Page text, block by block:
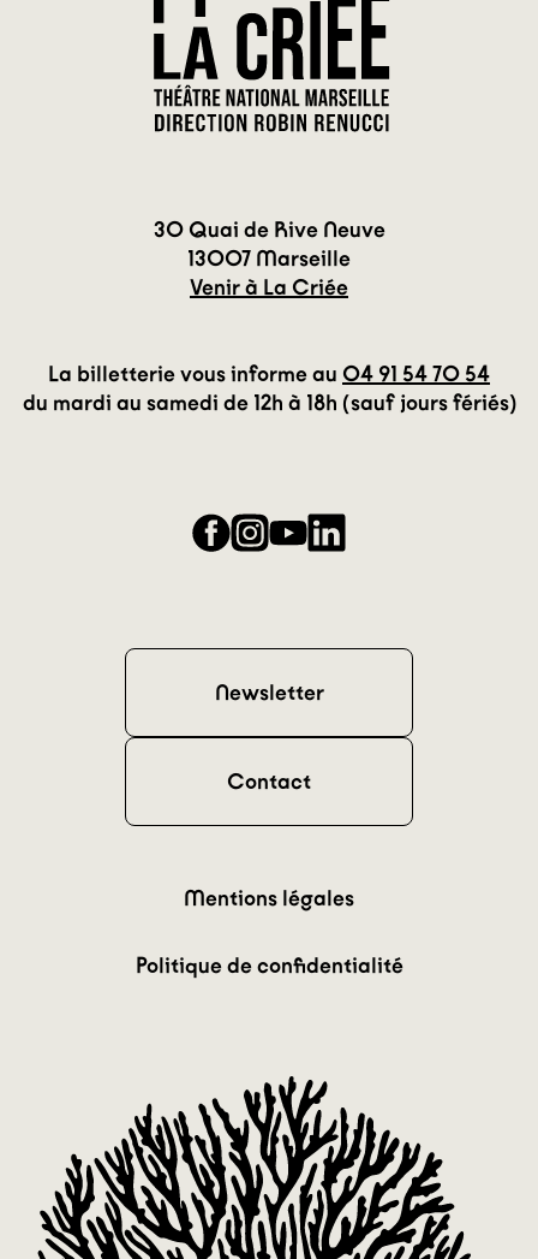
30 Quai de Rive Neuve
13007 Marseille
Venir à La Criée
La billetterie vous informe au 04 91 54 70 54
du mardi au samedi de 12h à 18h (sauf jours fériés)
Facebook
Instagram
YouTubeLinkedIn
Newsletter
Contact
Mentions légales
Politique de confidentialité